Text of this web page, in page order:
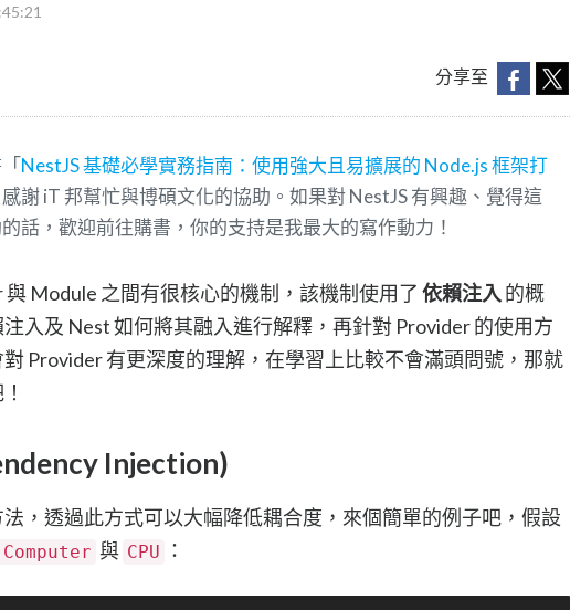
分享至
NestJS 基礎必學實務指南：使用強大且易擴展的 Node.js 框架打
感謝 iT 邦幫忙與博碩文化的協助。如果對 NestJS 有興趣、覺得這
話，歡迎前往購書，你的支持是我最大的寫作動力！
Module 之間有很核心的機制，該機制使用了 依賴注入 的概
入及 Nest 如何將其融入進行解釋，再針對 Provider 的使用方
Provider 有更深度的理解，在學習上比較不會滿頭問號，那就
Injection)
，透過此方式可以大幅降低耦合度，來個簡單的例子吧，假設
Computer 與 CPU ：